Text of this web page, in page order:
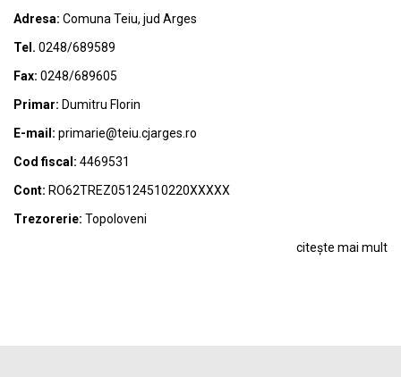
Adresa: Comuna Teiu, jud Arges
Tel. 0248/689589
Fax: 0248/689605
Primar: Dumitru Florin
E-mail: primarie@teiu.cjarges.ro
Cod fiscal: 4469531
Cont: RO62TREZ05124510220XXXXX
Trezorerie: Topoloveni
citește mai mult